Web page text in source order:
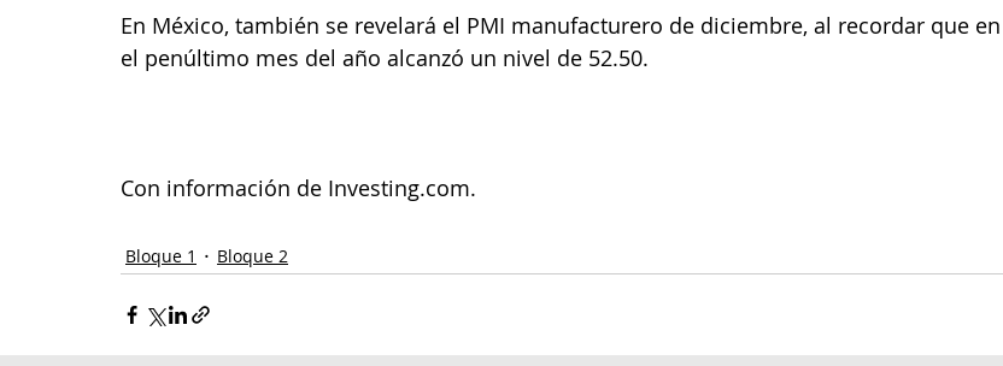
En México, también se revelará el PMI manufacturero de diciembre, al recordar que en
el penúltimo mes del año alcanzó un nivel de 52.50.
Con información de Investing.com.
Bloque 1 Bloque 2